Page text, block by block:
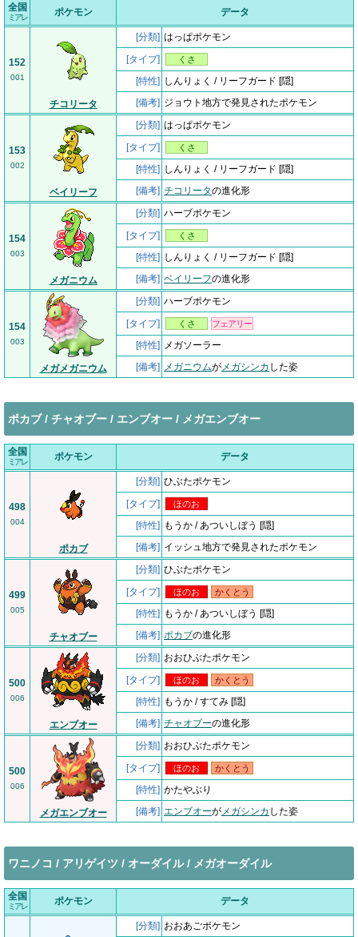
全国
ミアレ ポケモン データ
152
001
チコリータ
[分類] はっぱポケモン
[タイプ]
くさ
[特性] しんりょく / リーフガード [隠]
[備考] ジョウト地方で発見されたポケモン
153
002
ベイリーフ
[分類] はっぱポケモン
[タイプ]
くさ
[特性] しんりょく / リーフガード [隠]
[備考] チコリータの進化形
154
003
メガニウム
[分類] ハーブポケモン
[タイプ]
くさ
[特性] しんりょく / リーフガード [隠]
[備考] ベイリーフの進化形
154
003
メガメガニウム
[分類] ハーブポケモン
[タイプ]
くさ フェアリー
[特性] メガソーラー
[備考] メガニウムが メガシンカ した姿
ポカブ / チャオブー / エンブオー / メガエンブオー
全国
ミアレ ポケモン データ
498
004
ポカブ
[分類] ひぶたポケモン
[タイプ]
ほのお
[特性] もうか / あついしぼう [隠]
[備考] イッシュ地方で発見されたポケモン
499
005
チャオブー
[分類] ひぶたポケモン
[タイプ]
ほのお かくとう
[特性] もうか / あついしぼう [隠]
[備考] ポカブの進化形
500
006
エンブオー
[分類] おおひぶたポケモン
[タイプ]
ほのお かくとう
[特性] もうか / すてみ [隠]
[備考] チャオブーの進化形
500
006
メガエンブオー
[分類] おおひぶたポケモン
[タイプ]
ほのお かくとう
[特性] かたやぶり
[備考] エンブオーが メガシンカ した姿
ワニノコ / アリゲイツ / オーダイル / メガオーダイル
全国
ミアレ ポケモン データ
[分類] おおあごポケモン